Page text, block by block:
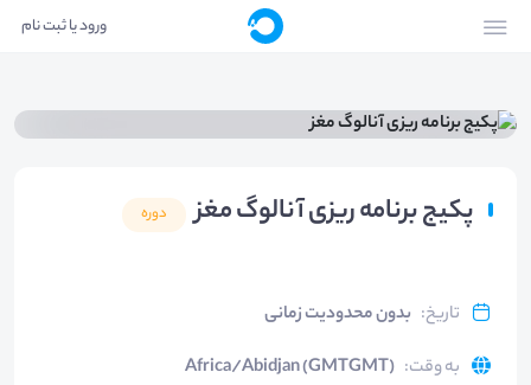
ورود یا ثبت نام
پکیج برنامه ریزی آنالوگ مغز دوره
تاریخ: بدون محدودیت زمانی
به وقت:
Africa/Abidjan (GMTGMT)